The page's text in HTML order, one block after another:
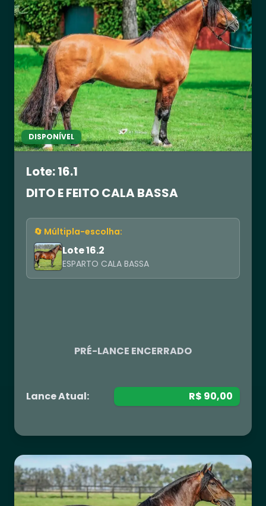
DISPONÍVEL
Lote: 16.1
DITO E FEITO CALA BASSA
🔄 Múltipla-escolha:
Lote 16.2
ESPARTO CALA BASSA
PRÉ-LANCE ENCERRADO
Lance Atual: R$ 90,00